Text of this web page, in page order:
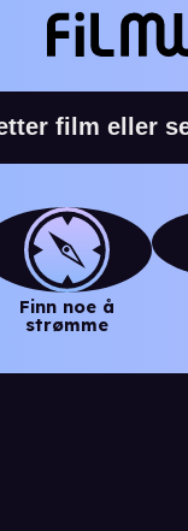
Finn noe å
strømme